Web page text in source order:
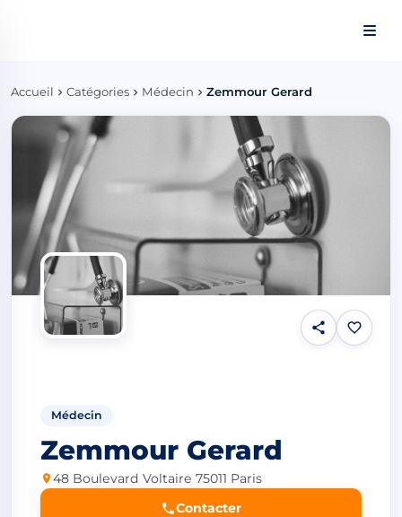
Accueil Catégories Médecin Zemmour Gerard
Médecin
Zemmour Gerard
48 Boulevard Voltaire 75011 Paris
Contacter